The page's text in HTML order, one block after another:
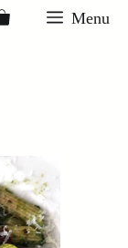
Menu